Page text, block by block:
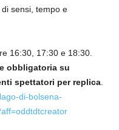
sensi, tempo e
16:30, 17:30 e 18:30.
obbligatoria su
spettatori per replica
di-bolsena-